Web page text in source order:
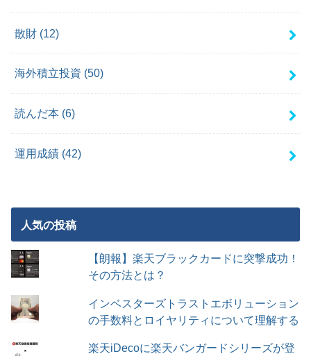
散財 (12)
海外積立投資 (50)
読んだ本 (6)
運用成績 (42)
人気の投稿
【朗報】楽天ブラックカードに突撃成功！
その方法とは？
インベスターズトラストエボリューション
の手数料とロイヤリティについて理解する
楽天iDecoに楽天バンガードシリーズが登